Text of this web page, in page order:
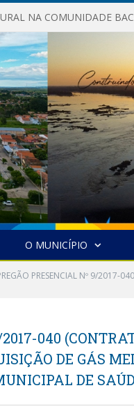
NA COMUNIDADE
O MUNICÍPIO
PRESENCIAL Nº 9/2017-
040
DE GÁS
DE